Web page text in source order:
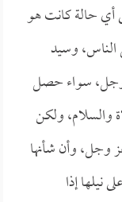
أي حالة كانت هو
وسيد
وجل، سواء حصل
والسلام، ولكن
وجل، وأن شأنها
إذا